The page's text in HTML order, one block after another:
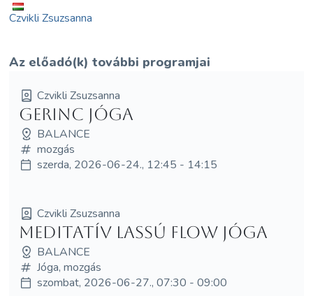
Czvikli Zsuzsanna
Az előadó(k) további programjai
Czvikli Zsuzsanna
Gerinc jóga
BALANCE
mozgás
szerda, 2026-06-24., 12:45 - 14:15
Czvikli Zsuzsanna
Meditatív Lassú Flow Jóga
BALANCE
Jóga, mozgás
szombat, 2026-06-27., 07:30 - 09:00